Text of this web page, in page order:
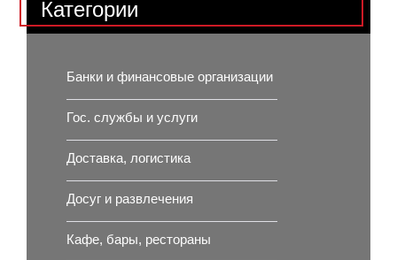
Категории
Банки и финансовые организации
Гос. службы и услуги
Доставка, логистика
Досуг и развлечения
Кафе, бары, рестораны